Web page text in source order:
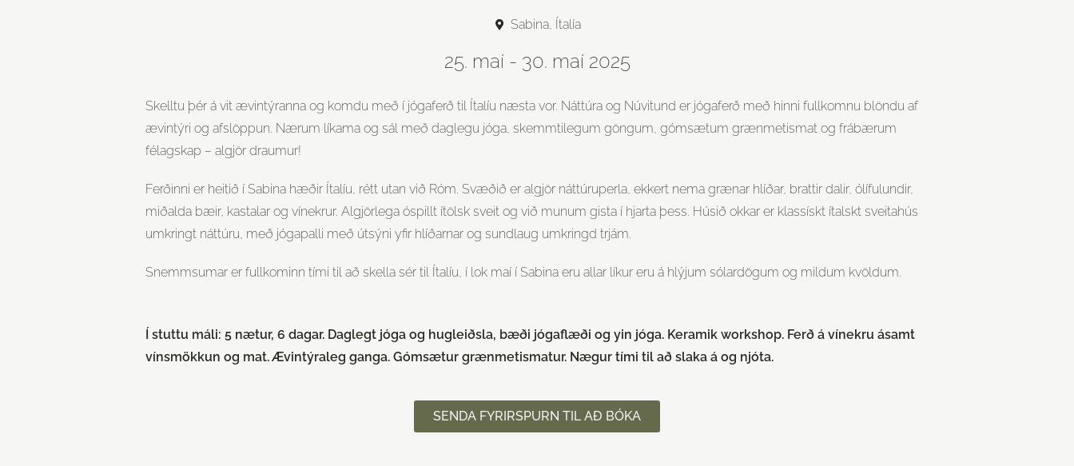
Sabina, Ítalía
25. maí - 30. maí 2025
Skelltu þér á vit ævintýranna og komdu með í jógaferð til Ítalíu næsta vor. Náttúra og Núvitund er jógaferð með hinni fullkomnu blöndu af
ævintýri og afslöppun. Nærum líkama og sál með daglegu jóga, skemmtilegum göngum, gómsætum grænmetismat og frábærum
félagskap – algjör draumur!
Ferðinni er heitið í Sabina hæðir Ítalíu, rétt utan við Róm. Svæðið er algjör náttúruperla, ekkert nema grænar hlíðar, brattir dalir, ólífulundir,
miðalda bæir, kastalar og vínekrur. Algjörlega óspillt ítölsk sveit og við munum gista í hjarta þess. Húsið okkar er klassískt ítalskt sveitahús
umkringt náttúru, með jógapalli með útsýni yfir hlíðarnar og sundlaug umkringd trjám.
Snemmsumar er fullkominn tími til að skella sér til Ítalíu, í lok maí í Sabina eru allar líkur eru á hlýjum sólardögum og mildum kvöldum.
Í stuttu máli: 5 nætur, 6 dagar. Daglegt jóga og hugleiðsla, bæði jógaflæði og yin jóga. Keramik workshop. Ferð á vínekru ásamt
vínsmökkun og mat. Ævintýraleg ganga. Gómsætur grænmetismatur. Nægur tími til að slaka á og njóta.
SENDA FYRIRSPURN TIL AÐ BÓKA